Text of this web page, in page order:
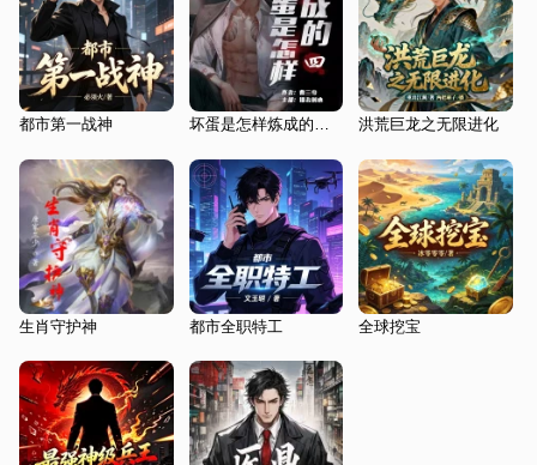
都市第一战神 坏蛋是怎样炼成的四|黑道风云之谢文东 洪荒巨龙之无限进化
生肖守护神 都市全职特工 全球挖宝